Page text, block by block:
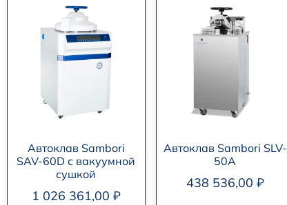
Автоклав Sambori
SAV-60D с вакуумной
сушкой
1 026 361,00 ₽
Автоклав Sambori SLV-
50A
438 536,00 ₽